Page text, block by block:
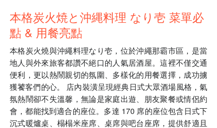
本格炭火焼と沖縄料理 なり壱 菜單必
點 & 用餐亮點
本格炭火燒與沖繩料理なり壱，位於沖繩那霸市區，是當
地人與外來旅客都讚不絕口的人氣居酒屋。這裡不僅交通
便利，更以熱鬧親切的氛圍、多樣化的用餐選擇，成功擄
獲饕客們的心。 店內裝潢呈現經典日式大眾酒場風格，氣
氛熱鬧卻不失溫馨，無論是家庭出遊、朋友聚餐或情侶約
會，都能找到適合的座位。多達 170 席的座位包含日式下
沉式暖爐桌、榻榻米座席、桌席與吧台座席，提供舒適且